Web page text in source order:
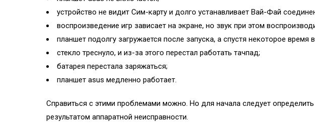
устройство не видит Сим-карту и долго устанавливает Вай-Фай
воспроизведение игр зависает на экране, но звук при этом
планшет подолгу загружается после запуска, а спустя некоторое время
стекло треснуло, и из-за этого перестал работать тачпад;
батарея перестала заряжаться;
планшет asus медленно работает.
Справиться с этими проблемами можно. Но для начала следует
результатом аппаратной неисправности.